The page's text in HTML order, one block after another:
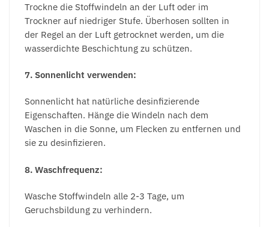
Trockne die Stoffwindeln an der Luft oder im
Trockner auf niedriger Stufe. Überhosen sollten in
der Regel an der Luft getrocknet werden, um die
wasserdichte Beschichtung zu schützen.
7. Sonnenlicht verwenden:
Sonnenlicht hat natürliche desinfizierende
Eigenschaften. Hänge die Windeln nach dem
Waschen in die Sonne, um Flecken zu entfernen und
sie zu desinfizieren.
8. Waschfrequenz:
Wasche Stoffwindeln alle 2-3 Tage, um
Geruchsbildung zu verhindern.